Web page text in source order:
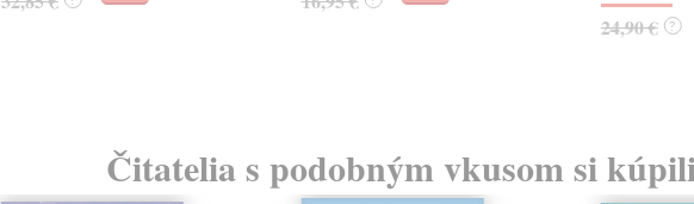
24,90 € ?
Čitatelia s podobným vkusom si